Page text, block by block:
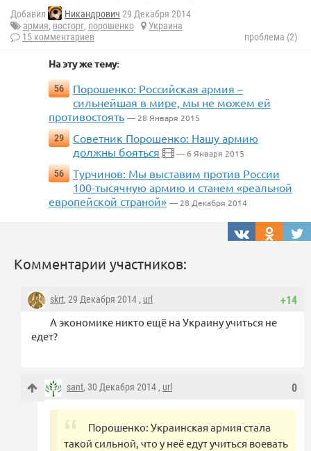
Добавил Никандрович 29 Декабря 2014
армия, восторг, порошенко
Украина
15 комментариев
проблема (2)
На эту же тему:
56
Порошенко: Российская армия –
сильнейшая в мире, мы не можем ей
противостоять — 28 Января 2015
29
Советник Порошенко: Нашу армию
должны бояться
— 6 Января 2015
56
Турчинов: Мы выставим против России
100-тысячную армию и станем «реальной
европейской страной» — 28 Декабря 2014
Комментарии участников:
+14
skrt, 29 Декабря 2014 , url
А экономике никто ещё на Украину учиться не
едет?
0
sant, 30 Декабря 2014 , url
Порошенко: Украинская армия стала
такой сильной, что у неё едут учиться воевать